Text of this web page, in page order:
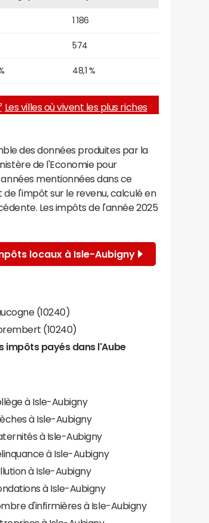
1 186
574
48,1 %
Les villes où vivent les plus riches
des données produites par la
de l'Economie pour
années mentionnées dans ce
l'impôt sur le revenu, calculé en
Les impôts de l'année 2025
locaux à Isle-Aubigny
(10240)
(10240)
impôts payés dans l'Aube
à Isle-Aubigny
à Isle-Aubigny
à Isle-Aubigny
à Isle-Aubigny
à Isle-Aubigny
à Isle-Aubigny
d'infirmières à Isle-Aubigny